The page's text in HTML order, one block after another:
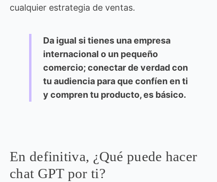
cualquier estrategia de ventas.
Da igual si tienes una empresa
internacional o un pequeño
comercio; conectar de verdad con
tu audiencia para que confíen en ti
y compren tu producto, es básico.
En definitiva, ¿Qué puede hacer
chat GPT por ti?